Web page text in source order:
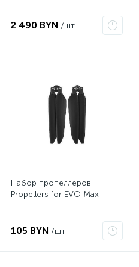
2 490 BYN /шт
Набор пропеллеров
Propellers for EVO Max
105 BYN /шт